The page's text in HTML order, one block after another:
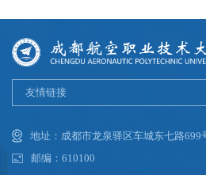
友情链接
地址：成都市龙泉驿区车城东七路699
邮编：610100